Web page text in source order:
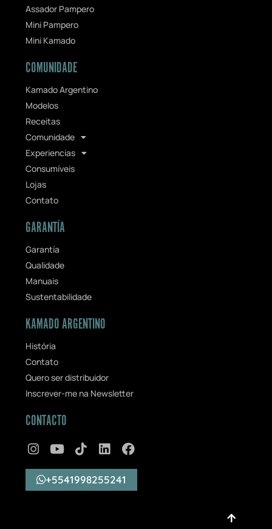
Assador Pampero
Mini Pampero
Mini Kamado
COMUNIDADE
Kamado Argentino
Modelos
Receitas
Comunidade
Experiencias
Consumíveis
Lojas
Contato
GARANTÍA
Garantía
Qualidade
Manuais
Sustentabilidade
KAMADO ARGENTINO
História
Contato
Quero ser distribuidor
Inscrever-me na Newsletter
CONTACTO
+5541998255241